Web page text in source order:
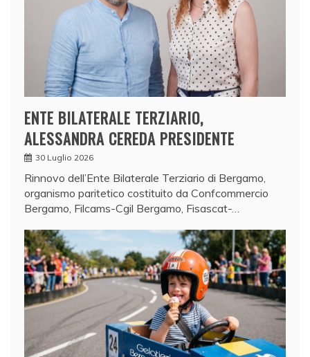
ENTE BILATERALE TERZIARIO,
ALESSANDRA CEREDA PRESIDENTE
30 Luglio 2026
Rinnovo dell’Ente Bilaterale Terziario di Bergamo,
organismo paritetico costituito da Confcommercio
Bergamo, Filcams-Cgil Bergamo, Fisascat-…